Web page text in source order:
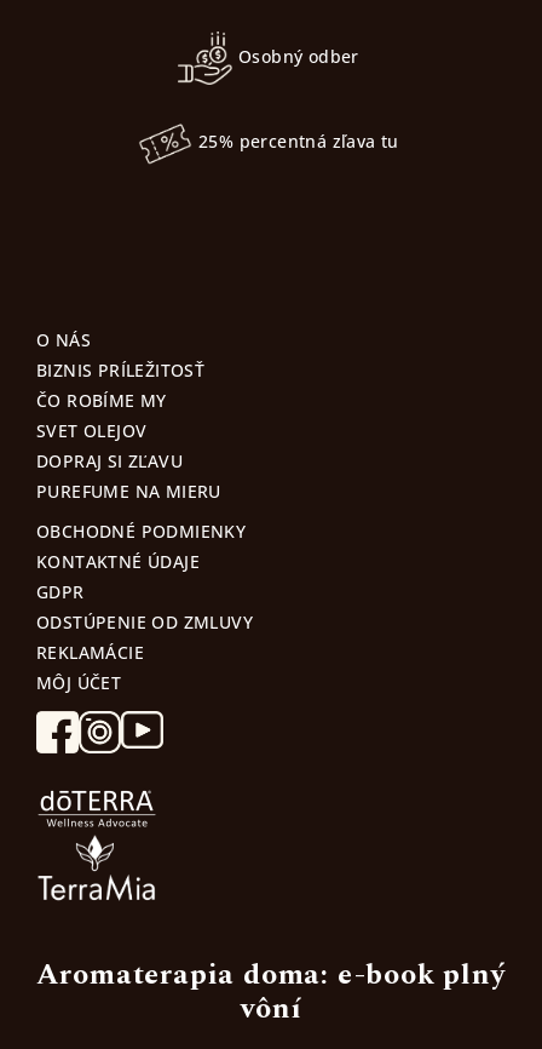
Osobný odber
25% percentná zľava tu
O NÁS
BIZNIS PRÍLEŽITOSŤ
ČO ROBÍME MY
SVET OLEJOV
DOPRAJ SI ZĽAVU
PUREFUME NA MIERU
OBCHODNÉ PODMIENKY
KONTAKTNÉ ÚDAJE
GDPR
ODSTÚPENIE OD ZMLUVY
REKLAMÁCIE
MÔJ ÚČET
Aromaterapia doma: e-book plný
vôní